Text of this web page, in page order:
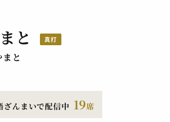
がす
がす
と 真打
と
ざんまいで配信中 19席